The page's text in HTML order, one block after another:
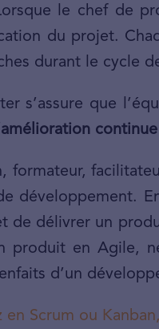
le chef de
du projet.
durant le cycle
s’assure que
continue
formateur,
développement.
de délivrer un
produit en Agile,
d’un
en Scrum ou